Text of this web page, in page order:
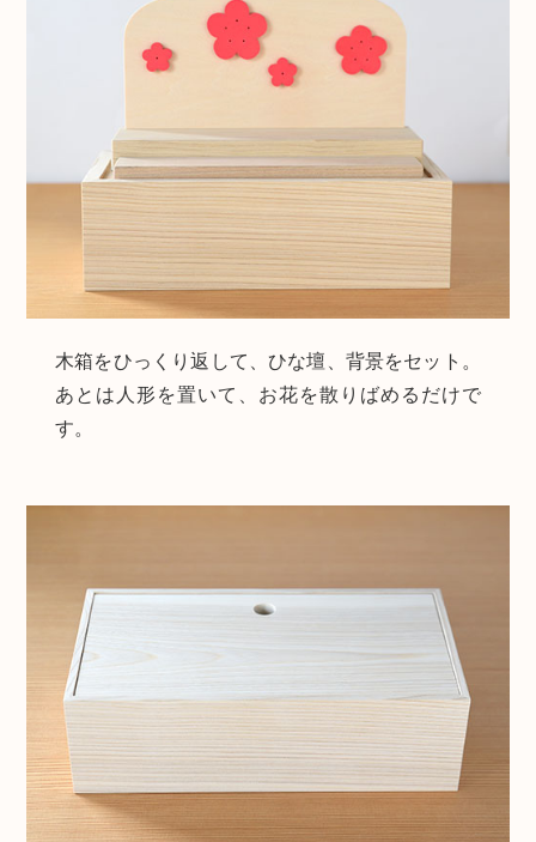
木箱をひっくり返して、ひな壇、背景をセット。
あとは人形を置いて、お花を散りばめるだけで
す。